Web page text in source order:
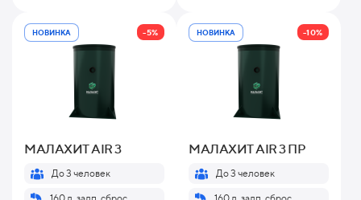
НОВИНКА -5%
МАЛАХИТ AIR 3
До 3 человек
НОВИНКА -10%
МАЛАХИТ AIR 3 ПР
До 3 человек